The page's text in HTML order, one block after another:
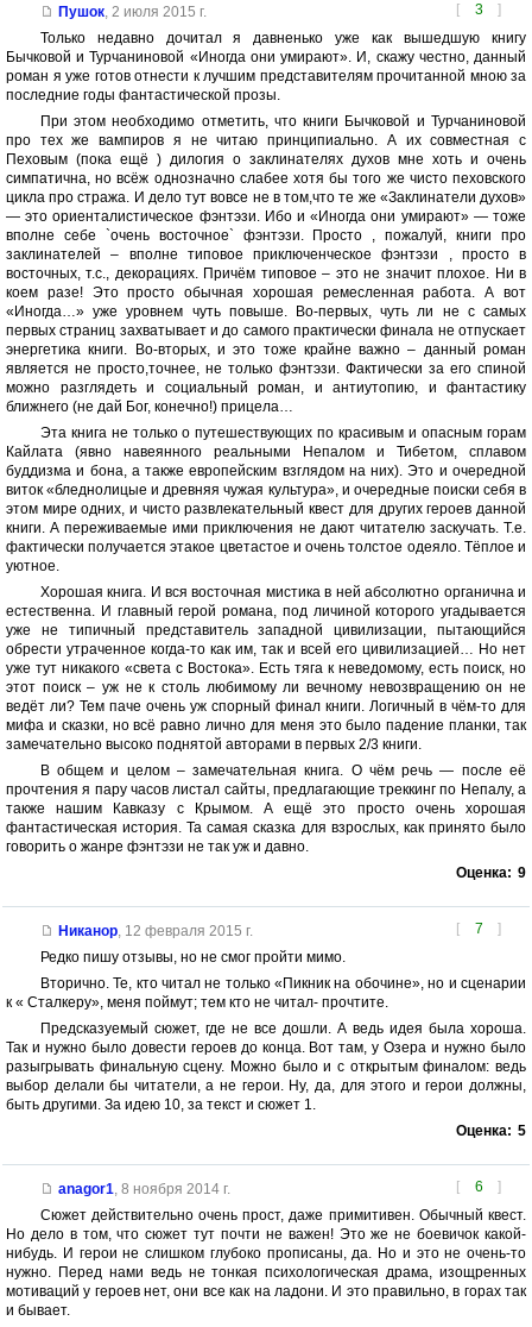
[ 3 ]
Пушок, 2 июля 2015 г.
Только недавно дочитал я давненько уже как вышедшую книгу
Бычковой и Турчаниновой «Иногда они умирают». И, скажу честно, данный
роман я уже готов отнести к лучшим представителям прочитанной мною за
последние годы фантастической прозы.
При этом необходимо отметить, что книги Бычковой и Турчаниновой
про тех же вампиров я не читаю принципиально. А их совместная с
Пеховым (пока ещё ) дилогия о заклинателях духов мне хоть и очень
симпатична, но всёж однозначно слабее хотя бы того же чисто пеховского
цикла про стража. И дело тут вовсе не в том,что те же «Заклинатели духов»
— это ориенталистическое фэнтэзи. Ибо и «Иногда они умирают» — тоже
вполне себе `очень восточное` фэнтэзи. Просто , пожалуй, книги про
заклинателей – вполне типовое приключенческое фэнтэзи , просто в
восточных, т.с., декорациях. Причём типовое – это не значит плохое. Ни в
коем разе! Это просто обычная хорошая ремесленная работа. А вот
«Иногда…» уже уровнем чуть повыше. Во-первых, чуть ли не с самых
первых страниц захватывает и до самого практически финала не отпускает
энергетика книги. Во-вторых, и это тоже крайне важно – данный роман
является не просто,точнее, не только фэнтэзи. Фактически за его спиной
можно разглядеть и социальный роман, и антиутопию, и фантастику
ближнего (не дай Бог, конечно!) прицела…
Эта книга не только о путешествующих по красивым и опасным горам
Кайлата (явно навеянного реальными Непалом и Тибетом, сплавом
буддизма и бона, а также европейским взглядом на них). Это и очередной
виток «бледнолицые и древняя чужая культура», и очередные поиски себя в
этом мире одних, и чисто развлекательный квест для других героев данной
книги. А переживаемые ими приключения не дают читателю заскучать. Т.е.
фактически получается этакое цветастое и очень толстое одеяло. Тёплое и
уютное.
Хорошая книга. И вся восточная мистика в ней абсолютно органична и
естественна. И главный герой романа, под личиной которого угадывается
уже не типичный представитель западной цивилизации, пытающийся
обрести утраченное когда-то как им, так и всей его цивилизацией… Но нет
уже тут никакого «света с Востока». Есть тяга к неведомому, есть поиск, но
этот поиск – уж не к столь любимому ли вечному невозвращению он не
ведёт ли? Тем паче очень уж спорный финал книги. Логичный в чём-то для
мифа и сказки, но всё равно лично для меня это было падение планки, так
замечательно высоко поднятой авторами в первых 2/3 книги.
В общем и целом – замечательная книга. О чём речь — после её
прочтения я пару часов листал сайты, предлагающие треккинг по Непалу, а
также нашим Кавказу с Крымом. А ещё это просто очень хорошая
фантастическая история. Та самая сказка для взрослых, как принято было
говорить о жанре фэнтэзи не так уж и давно.
Оценка: 9
[ 7 ]
Никанор, 12 февраля 2015 г.
Редко пишу отзывы, но не смог пройти мимо.
Вторично. Те, кто читал не только «Пикник на обочине», но и сценарии
к « Сталкеру», меня поймут; тем кто не читал- прочтите.
Предсказуемый сюжет, где не все дошли. А ведь идея была хороша.
Так и нужно было довести героев до конца. Вот там, у Озера и нужно было
разыгрывать финальную сцену. Можно было и с открытым финалом: ведь
выбор делали бы читатели, а не герои. Ну, да, для этого и герои должны,
быть другими. За идею 10, за текст и сюжет 1.
Оценка: 5
[ 6 ]
anagor1, 8 ноября 2014 г.
Сюжет действительно очень прост, даже примитивен. Обычный квест.
Но дело в том, что сюжет тут почти не важен! Это же не боевичок какой-
нибудь. И герои не слишком глубоко прописаны, да. Но и это не очень-то
нужно. Перед нами ведь не тонкая психологическая драма, изощренных
мотиваций у героев нет, они все как на ладони. И это правильно, в горах так
и бывает.